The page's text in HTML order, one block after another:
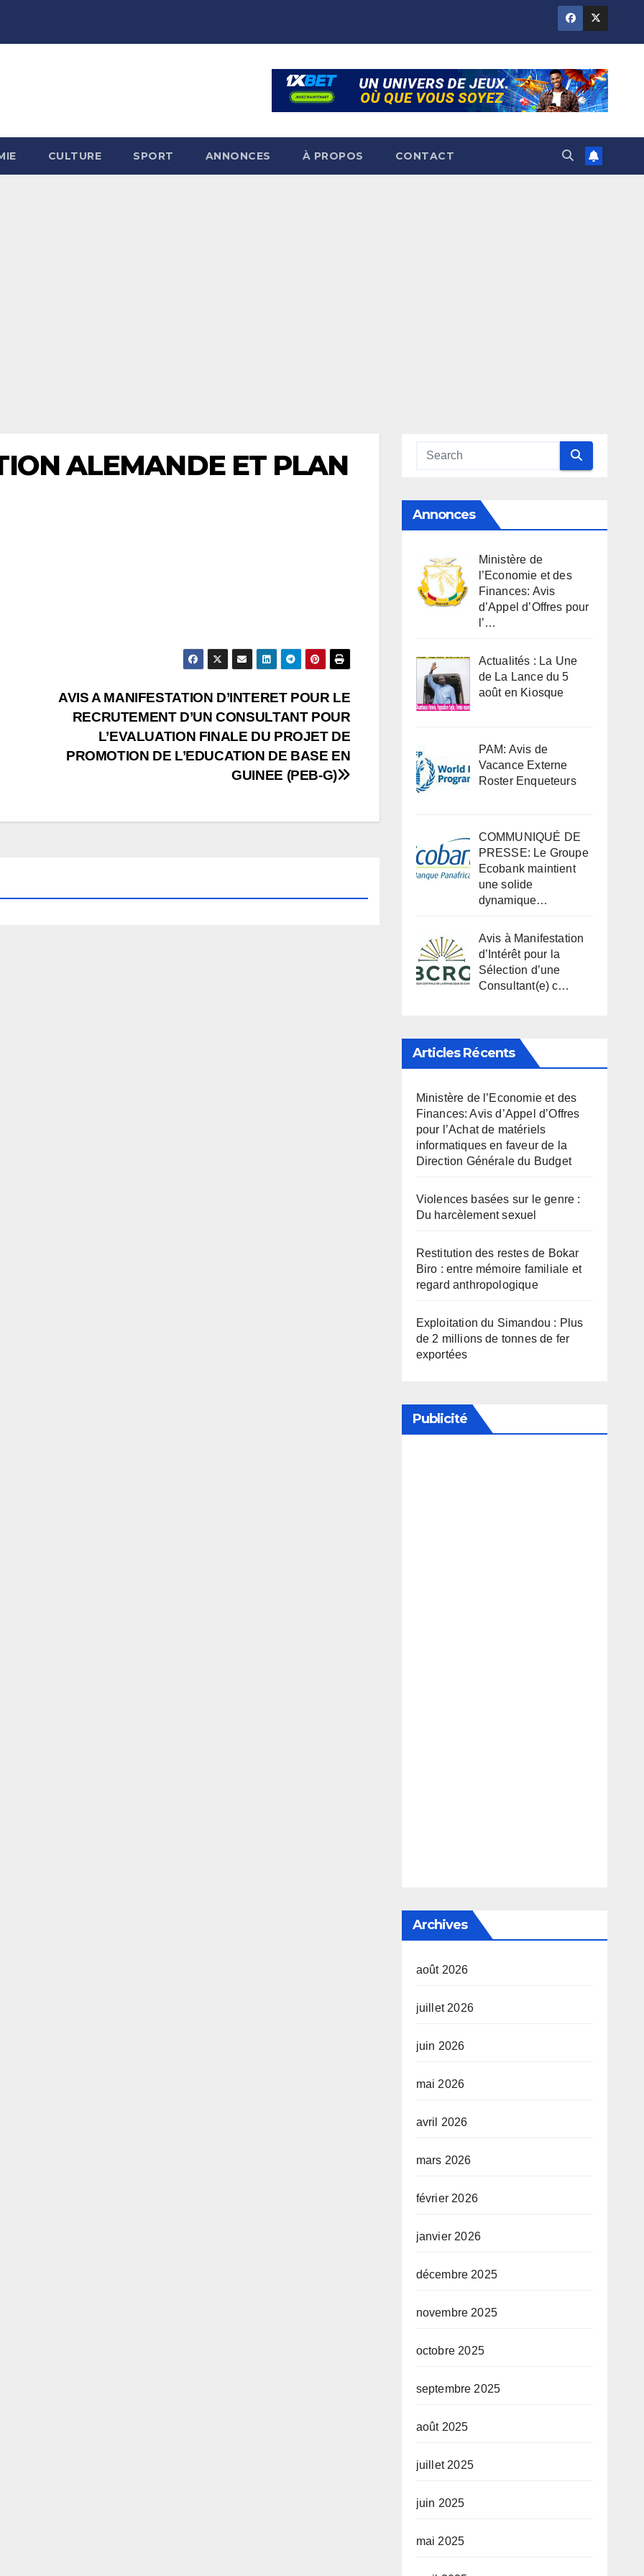
CULTURE SPORT ANNONCES À PROPOS CONTACT
ALEMANDE ET PLAN
AVIS A MANIFESTATION D’INTERET POUR LE
RECRUTEMENT D’UN CONSULTANT POUR
L’EVALUATION FINALE DU PROJET DE
PROMOTION DE L’EDUCATION DE BASE EN
GUINEE (PEB-G)
Annonces
Ministère de
l’Economie et des
Finances: Avis
d’Appel d’Offres pour
l’…
Actualités : La Une
de La Lance du 5
août en Kiosque
PAM: Avis de
Vacance Externe
Roster Enqueteurs
COMMUNIQUÉ DE
PRESSE: Le Groupe
Ecobank maintient
une solide
dynamique…
Avis à Manifestation
d’Intérêt pour la
Sélection d’une
Consultant(e) c…
Articles Récents
Ministère de l’Economie et des
Finances: Avis d’Appel d’Offres
pour l’Achat de matériels
informatiques en faveur de la
Direction Générale du Budget
Violences basées sur le genre :
Du harcèlement sexuel
Restitution des restes de Bokar
Biro : entre mémoire familiale et
regard anthropologique
Exploitation du Simandou : Plus
de 2 millions de tonnes de fer
exportées
Publicité
Archives
août 2026
juillet 2026
juin 2026
mai 2026
avril 2026
mars 2026
février 2026
janvier 2026
décembre 2025
novembre 2025
octobre 2025
septembre 2025
août 2025
juillet 2025
juin 2025
mai 2025